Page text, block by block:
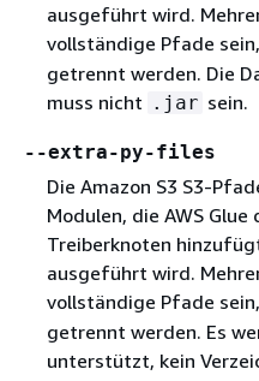
ausgeführt wird.
vollständige Pfade
getrennt werden. Die
muss nicht .jar sein.
--extra-py-files
Die Amazon S3 S3-
Modulen, die AWS
Treiberknoten
ausgeführt wird.
vollständige Pfade
getrennt werden. Es
unterstützt, kein